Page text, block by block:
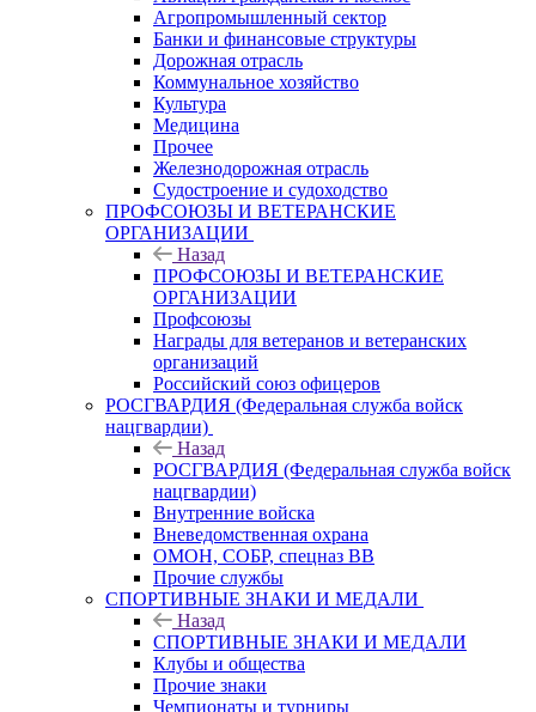
Агропромышленный сектор
Банки и финансовые структуры
Дорожная отрасль
Коммунальное хозяйство
Культура
Медицина
Прочее
Железнодорожная отрасль
Судостроение и судоходство
ПРОФСОЮЗЫ И ВЕТЕРАНСКИЕ
ОРГАНИЗАЦИИ
Назад
ПРОФСОЮЗЫ И ВЕТЕРАНСКИЕ
ОРГАНИЗАЦИИ
Профсоюзы
Награды для ветеранов и ветеранских
организаций
Российский союз офицеров
РОСГВАРДИЯ (Федеральная служба войск
нацгвардии)
Назад
РОСГВАРДИЯ (Федеральная служба войск
нацгвардии)
Внутренние войска
Вневедомственная охрана
ОМОН, СОБР, спецназ ВВ
Прочие службы
СПОРТИВНЫЕ ЗНАКИ И МЕДАЛИ
Назад
СПОРТИВНЫЕ ЗНАКИ И МЕДАЛИ
Клубы и общества
Прочие знаки
Чемпионаты и турниры